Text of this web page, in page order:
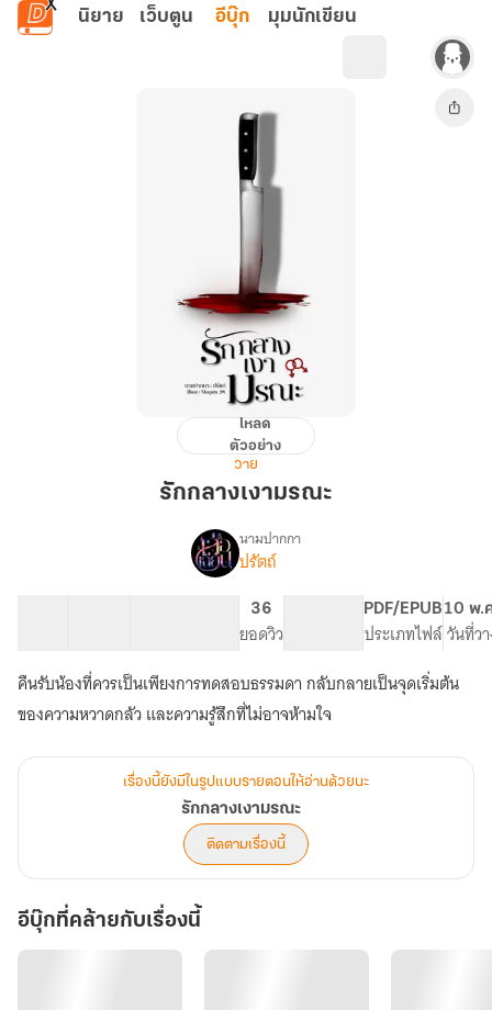
ข้ามไปยังเนื้อหาหลัก
นิยาย เว็บตูน อีบุ๊ก มุมนักเขียน
โหลด
ตัวอย่าง
วาย
รักกลางเงามรณะ
เรื่อง
กลาง
เงา
มรณะ
นามปากกา
ปรัตถ์
36
ยอดวิว
PDF/EPUB
ประเภทไฟล์
10 พ.
วันที่ว
คืนรับน้องที่ควรเป็นเพียงการทดสอบธรรมดา กลับกลายเป็นจุดเริ่มต้น
ของความหวาดกลัว และความรู้สึกที่ไม่อาจห้ามใจ
เรื่องนี้ยังมีในรูปแบบรายตอนให้อ่านด้วยนะ
รักกลางเงามรณะ
ติดตามเรื่องนี้
อีบุ๊กที่คล้ายกับเรื่องนี้